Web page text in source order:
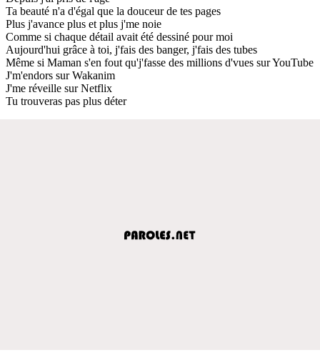
Ta beauté n'a d'égal que la douceur de tes pages
Plus j'avance plus et plus j'me noie
Comme si chaque détail avait été dessiné pour moi
Aujourd'hui grâce à toi, j'fais des banger, j'fais des tubes
Même si Maman s'en fout qu'j'fasse des millions d'vues sur YouTube
J'm'endors sur Wakanim
J'me réveille sur Netflix
Tu trouveras pas plus déter